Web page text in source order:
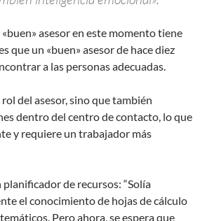
asesor en este momento tiene
que un «buen» asesor de hace diez
a las personas adecuadas.
del asesor, sino que también
dentro del centro de contacto, lo que
y requiere un trabajador más
de recursos: “Solía
el conocimiento de hojas de cálculo
Pero ahora, se espera que